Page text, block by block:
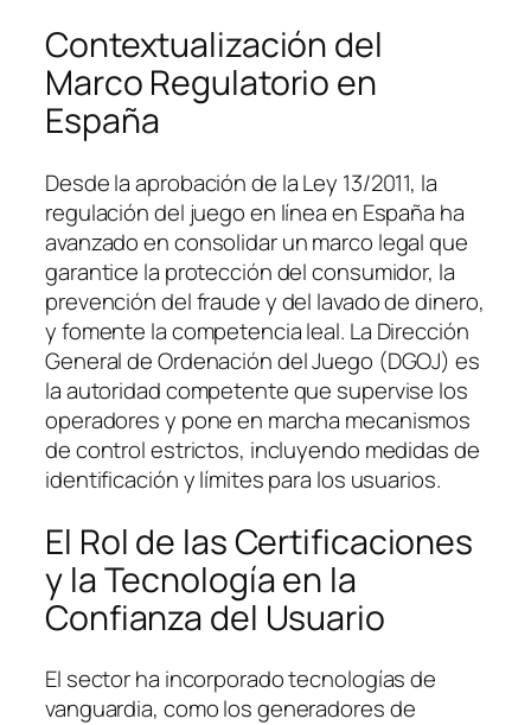
Contextualización del
Marco Regulatorio en
España
Desde la aprobación de la Ley 13/2011, la
regulación del juego en línea en España ha
avanzado en consolidar un marco legal que
garantice la protección del consumidor, la
prevención del fraude y del lavado de dinero,
y fomente la competencia leal. La Dirección
General de Ordenación del Juego (DGOJ) es
la autoridad competente que supervise los
operadores y pone en marcha mecanismos
de control estrictos, incluyendo medidas de
identificación y límites para los usuarios.
El Rol de las Certificaciones
y la Tecnología en la
Confianza del Usuario
El sector ha incorporado tecnologías de
vanguardia, como los generadores de